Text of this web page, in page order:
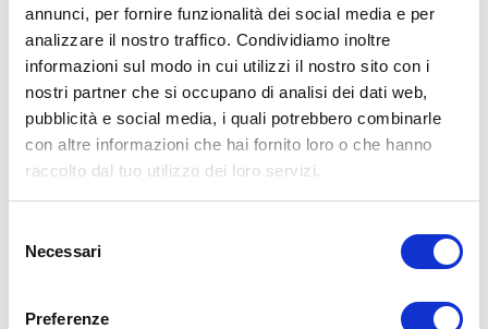
annunci, per fornire funzionalità dei social media e per
analizzare il nostro traffico. Condividiamo inoltre
informazioni sul modo in cui utilizzi il nostro sito con i
nostri partner che si occupano di analisi dei dati web,
pubblicità e social media, i quali potrebbero combinarle
con altre informazioni che hai fornito loro o che hanno
raccolto dal tuo utilizzo dei loro servizi.
delNecessari
Preferenze
adatte al proprio livello di forma. Consultare il proprio medico di
fiducia prima di intraprendere qualsiasi forma di attività fisica o
regime alimentare.
Condividi:
Facebook
Allenamento
Commento